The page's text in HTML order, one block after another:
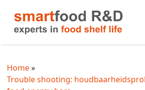
Home
Trouble shooting: